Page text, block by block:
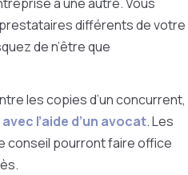
différents de votre
de n’être que
les copies d’un concurrent,
l’aide d’un avocat. Les
conseil pourront faire office